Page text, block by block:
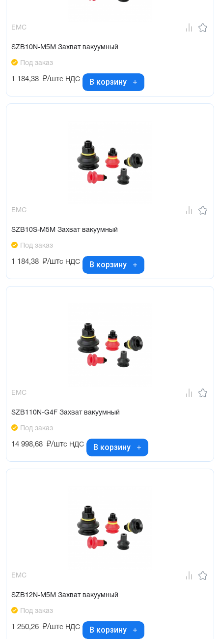
EMC
SZB10N-M5M Захват вакуумный
Под заказ
1 184,38 ₽/штс НДС В корзину
EMC
SZB10S-M5M Захват вакуумный
Под заказ
1 184,38 ₽/штс НДС В корзину
EMC
SZB110N-G4F Захват вакуумный
Под заказ
14 998,68 ₽/штс НДС В корзину
EMC
SZB12N-M5M Захват вакуумный
Под заказ
1 250,26 ₽/штс НДС В корзину